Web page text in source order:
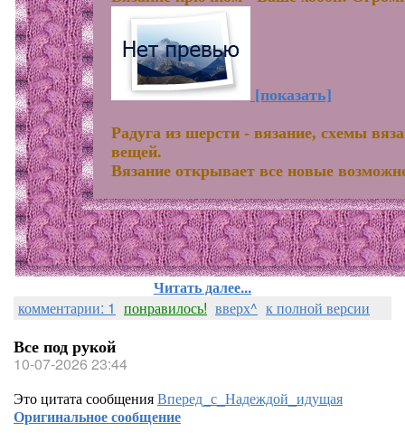
[показать]
Радуга из шерсти - вязание, схемы
вещей.
Вязание открывает все новые
Читать далее...
комментарии: 1 понравилось! вверх^ к полной версии
Все под рукой
10-07-2026 23:44
Это цитата сообщенияВперед_с_Надеждой_идущая
Оригинальное сообщение